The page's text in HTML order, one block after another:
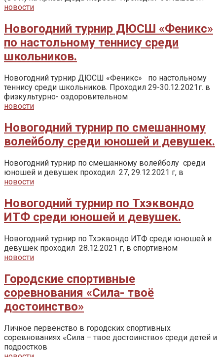
новости
Новогодний турнир ДЮСШ «Феникс»
по настольному теннису среди
школьников.
Новогодний турнир ДЮСШ «Феникс» по настольному
теннису среди школьников. Проходил 29-30.12.2021г. в
физкультурно- оздоровительном
новости
Новогодний турнир по смешанному
волейболу среди юношей и девушек.
Новогодний турнир по смешанному волейболу среди
юношей и девушек проходил 27, 29.12.2021 г, в
новости
Новогодний турнир по Тхэквондо
ИТФ среди юношей и девушек.
Новогодний турнир по Тхэквондо ИТФ среди юношей и
девушек проходил 28.12.2021 г, в спортивном
новости
Городские спортивные
соревнования «Сила- твоё
достоинство»
Личное первенство в городских спортивных
соревнованиях «Сила – твое достоинство» среди детей и
подростков